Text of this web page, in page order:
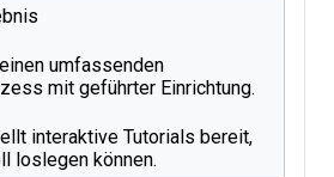
umfassenden
mit geführter Einrichtung.
interaktive Tutorials bereit,
loslegen können.